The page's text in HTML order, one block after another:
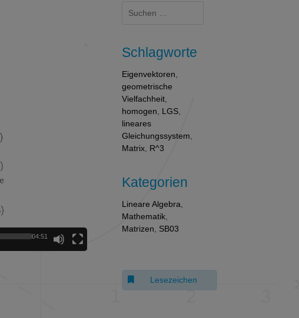
04:51
nach:
Schlagworte
Eigenvektoren
geometrische
Vielfachheit
homogen
LGS
lineares
Gleichungssystem
Matrix R^3
Kategorien
Lineare Algebra
Mathematik
Matrizen
SB03
Lesezeichen